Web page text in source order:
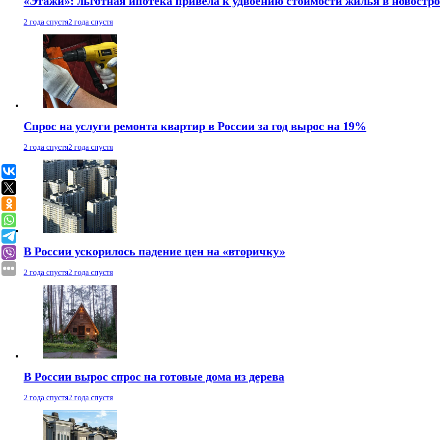
2 года спустя2 года спустя
Спрос на услуги ремонта квартир в России за год вырос на 19%
2 года спустя2 года спустя
В России ускорилось падение цен на «вторичку»
2 года спустя2 года спустя
В России вырос спрос на готовые дома из дерева
2 года спустя2 года спустя